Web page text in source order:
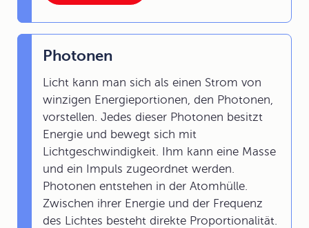
Photonen
Licht kann man sich als einen Strom von
winzigen Energieportionen, den Photonen,
vorstellen. Jedes dieser Photonen besitzt
Energie und bewegt sich mit
Lichtgeschwindigkeit. Ihm kann eine Masse
und ein Impuls zugeordnet werden.
Photonen entstehen in der Atomhülle.
Zwischen ihrer Energie und der Frequenz
des Lichtes besteht direkte Proportionalität.